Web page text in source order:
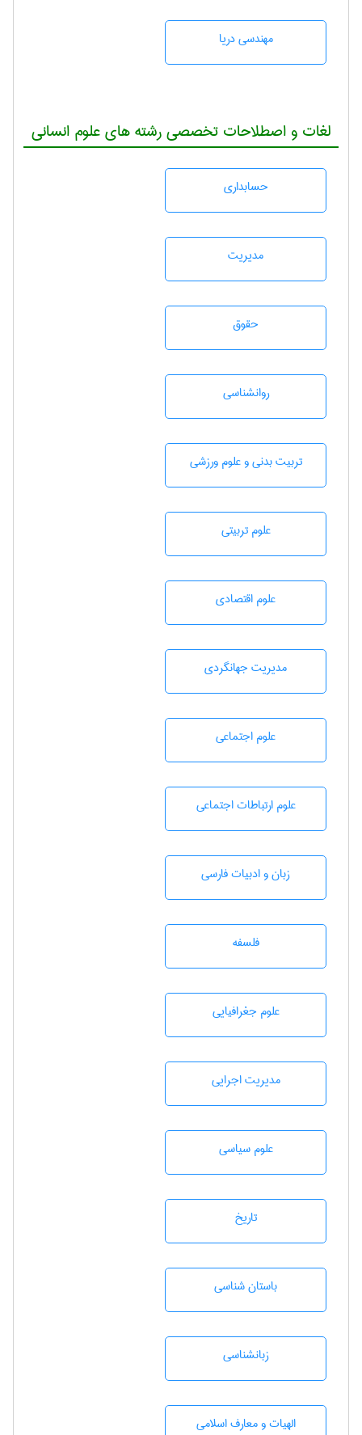
مهندسی دریا
لغات و اصطلاحات تخصصی رشته های علوم انسانی
حسابداری
مديريت
حقوق
روانشناسی
تربيت بدنی و علوم ورزشی
علوم تربيتی
علوم اقتصادی
مديريت جهانگردی
علوم اجتماعی
علوم ارتباطات اجتماعی
زبان و ادبيات فارسی
فلسفه
علوم جغرافيايی
مديريت اجرايی
علوم سياسی
تاريخ
باستان شناسی
زبانشناسی
الهیات و معارف اسلامی